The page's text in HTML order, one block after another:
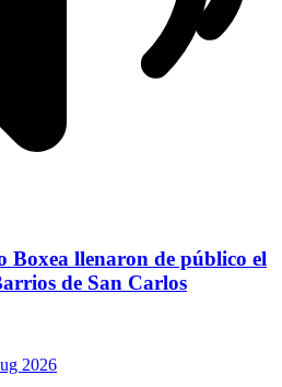
Boxea llenaron de público el
de San Carlos
2026